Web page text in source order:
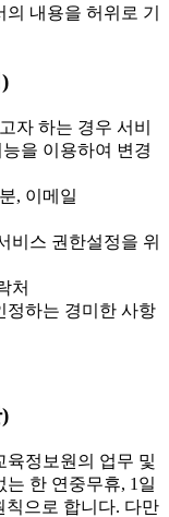
내용을 허위로 기
자 하는 경우 서비
을 이용하여 변경
, 이메일
비스 권한설정을 위
처
하는 경미한 사항
육정보원의 업무 및
한 연중무휴, 1일
칙으로 합니다. 다만